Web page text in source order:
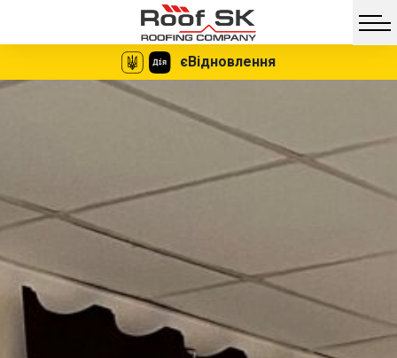
єВідновлення
Мгновенное
оформление
Никаких
документов
Facebook